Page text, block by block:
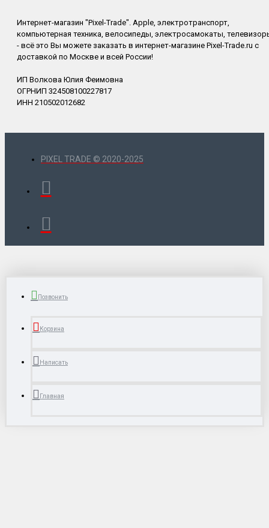
Интернет-магазин "Pixel-Trade". Apple, электротранспорт,
компьютерная техника, велосипеды, электросамокаты,
- всё это Вы можете заказать в интернет-магазине Pixel-Trade.ru с
доставкой по Москве и всей России!
ИП Волкова Юлия Феимовна
ОГРНИП 324508100227817
ИНН 210502012682
PIXEL TRADE © 2020-2025
Позвонить
Корзина
Написать
Главная